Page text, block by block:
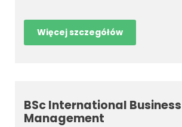
Więcej szczegółów
BSc International Business
Management